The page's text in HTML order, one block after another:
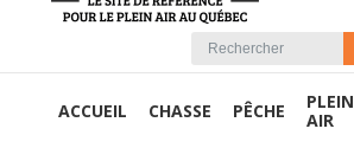
ACCUEIL CHASSE PÊCHE
PLEIN
AIR